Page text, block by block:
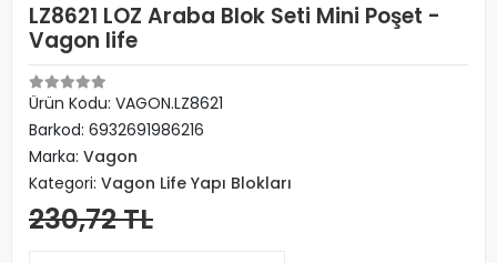
LZ8621 LOZ Araba Blok Seti Mini Poşet -
Vagon life
Ürün Kodu: VAGON.LZ8621
Barkod: 6932691986216
Marka: Vagon
Kategori: Vagon Life Yapı Blokları
230,72 TL